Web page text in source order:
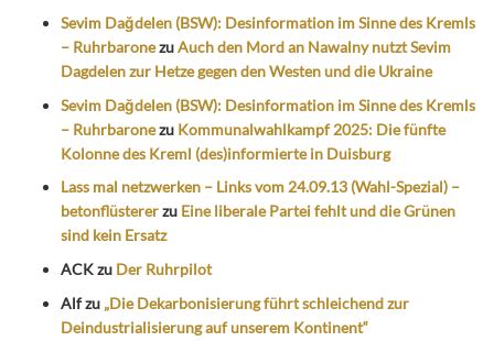
Sevim Dağdelen (BSW): Desinformation im Sinne des Kremls
– RuhrbaronezuAuch den Mord an Nawalny nutzt Sevim
Dagdelen zur Hetze gegen den Westen und die Ukraine
Sevim Dağdelen (BSW): Desinformation im Sinne des Kremls
– Ruhrbaronezu Kommunalwahlkampf 2025: Die fünfte
Kolonne des Kreml (des)informierte in Duisburg
Lass mal netzwerken – Links vom 24.09.13 (Wahl-Spezial) –
betonflüstererzu Eine liberale Partei fehlt und die Grünen
sind kein Ersatz
ACKzu Der Ruhrpilot
Alfzu „Die Dekarbonisierung führt schleichend zur
Deindustrialisierung auf unserem Kontinent“